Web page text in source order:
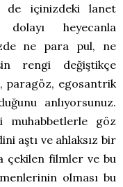
de içinizdeki lanet
heyecanla
ne para pul, ne
rengi değiştikçe
paragöz, egosantrik
anlıyorsunuz.
muhabbetlerle göz
aştı ve ahlaksız bir
çekilen filmler ve bu
olması bu